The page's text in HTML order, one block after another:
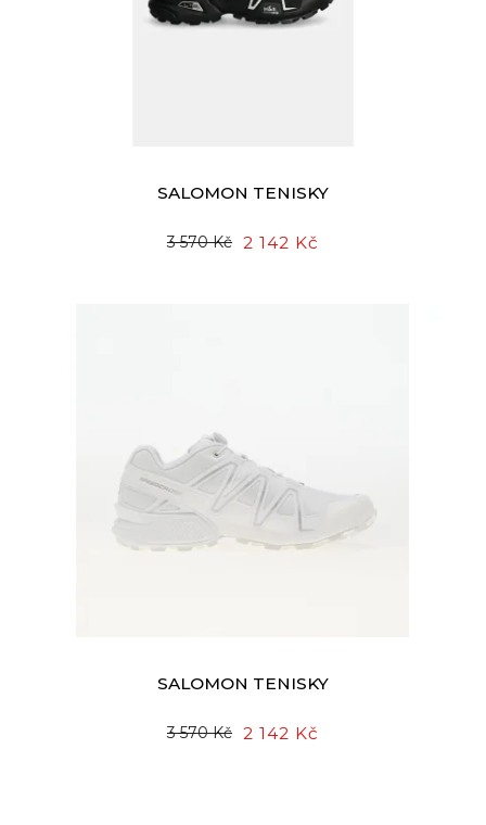
SALOMON TENISKY
3 570 Kč 2 142 Kč
SALOMON TENISKY
3 570 Kč 2 142 Kč